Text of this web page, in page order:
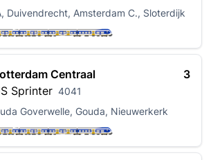
Duivendrecht, Amsterdam C., Sloterdijk
Centraal
Sprinter 4041
3
Goverwelle, Gouda, Nieuwerkerk